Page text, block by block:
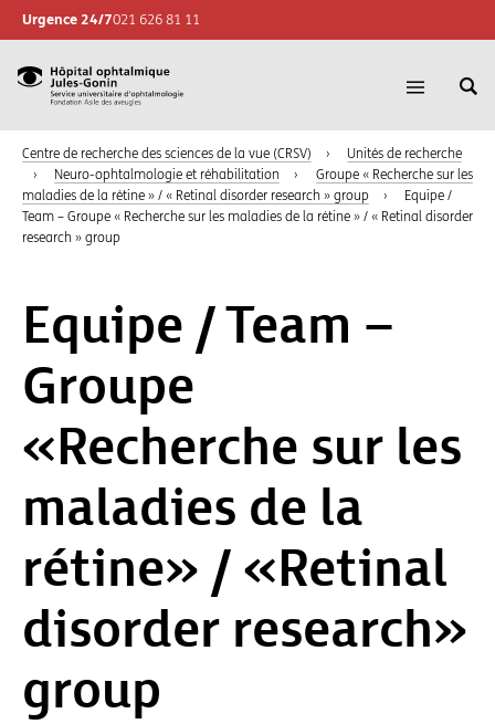
Urgence 24/7021 626 81 11
Hôpital
ophtalmique
Jules-
Gonin,
Sevice
universitaire
Asile
aveugles
la
Centre de recherche des sciences de la vue (CRSV) ›
Unités de recherche
›
Neuro-ophtalmologie et réhabilitation ›
Groupe « Recherche sur les
maladies de la rétine » / « Retinal disorder research » group
›
Equipe /
Team – Groupe « Recherche sur les maladies de la rétine » / « Retinal disorder
research » group
Equipe / Team –
Groupe
« Recherche sur les
maladies de la
rétine » / « Retinal
disorder research »
group